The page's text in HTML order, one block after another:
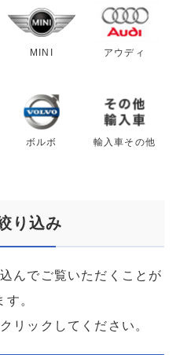
MINI アウディ
ボルボ 輸入車その他
り込み
んでご覧いただくことが
す。
リックしてください。